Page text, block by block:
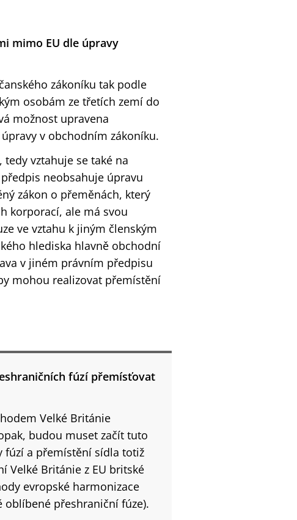
mimo EU dle úpravy
zákoníku tak podle
osobám ze třetích zemí do
možnost upravena
v obchodním zákoníku.
vztahuje se také na
neobsahuje úpravu
zákon o přeměnách, který
korporací, ale má svou
ve vztahu k jiným členským
hlediska hlavně obchodní
v jiném právním předpisu
mohou realizovat přemístění
fúzí přemísťovat
Velké Británie
budou muset začít tuto
fúzí a přemístění sídla totiž
Velké Británie z EU britské
evropské harmonizace
přeshraniční fúze).